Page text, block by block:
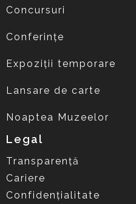
Concursuri
Conferințe
Expoziții temporare
Lansare de carte
Noaptea Muzeelor
Legal
Transparență
Cariere
Confidențialitate